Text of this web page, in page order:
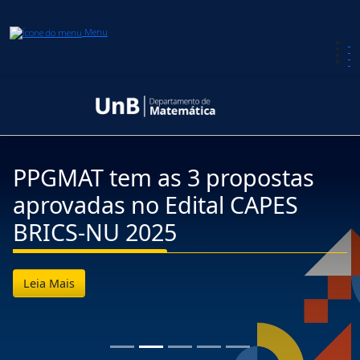
Menu
PPGMAT tem as 3 propostas
aprovadas no Edital CAPES
BRICS-NU 2025
Leia Mais